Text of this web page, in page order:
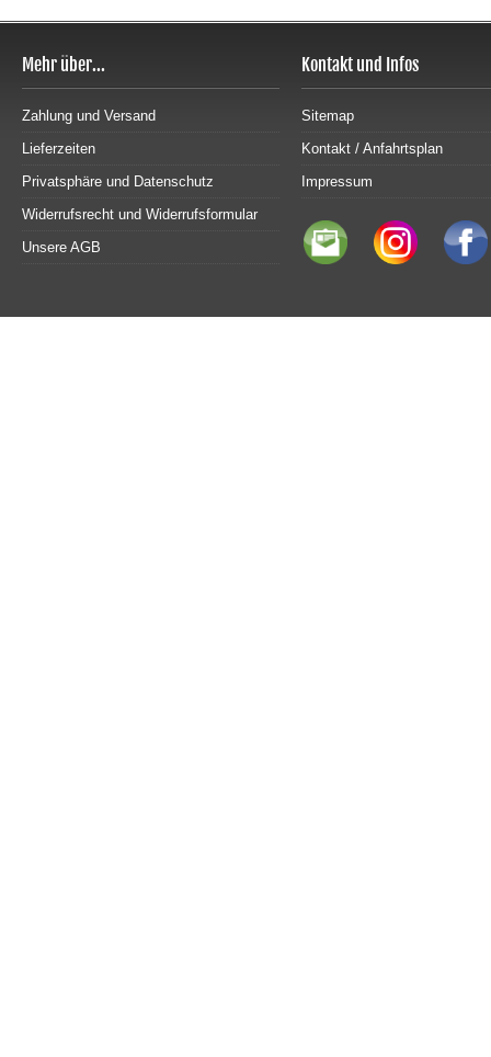
Mehr über...
Zahlung und Versand
Lieferzeiten
Privatsphäre und Datenschutz
Widerrufsrecht und Widerrufsformular
Unsere AGB
Kontakt und Infos
Sitemap
Kontakt / Anfahrtsplan
Impressum